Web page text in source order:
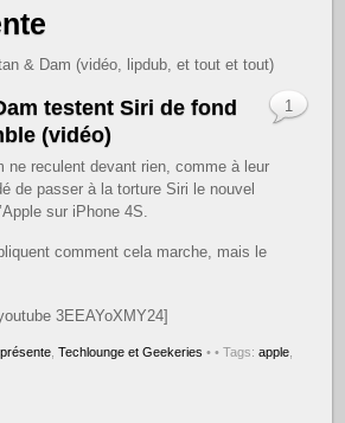
& Dam (vidéo, lipdub, et tout et tout)
testent Siri de fond
(vidéo)
ne reculent devant rien, comme à leur
de passer à la torture Siri le nouvel
sur iPhone 4S.
comment cela marche, mais le
3EEAYoXMY24]
,Techlounge et Geekeries •
1
• Tags:apple,